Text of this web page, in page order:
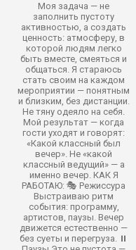
Моя задача — не
заполнить пустоту
активностью, а создать
ценность: атмосферу, в
которой людям легко
быть вместе, смеяться и
общаться. Я стараюсь
стать своим на каждом
мероприятии — понятным
и близким, без дистанции.
Не тяну одеяло на себя.
Мой результат — когда
гости уходят и говорят:
«Какой классный был
вечер». Не «какой
классный ведущий» — а
именно вечер. КАК Я
РАБОТАЮ: 🎭 Режиссура
Выстраиваю ритм
события: программу,
артистов, паузы. Вечер
движется естественно —
без суеты и перегруза. ⏸️